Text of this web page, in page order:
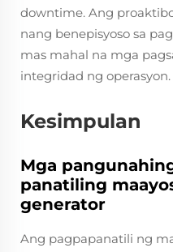
downtime. Ang
nang benepisyoso sa
mas mahal na mga
integridad ng operasyon.
Kesimpulan
Mga
panatiling
generator
Ang pagpapanatili ng